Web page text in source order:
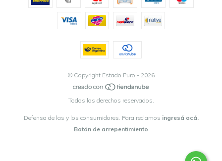
© Copyright Estado Puro - 2026
Todos los derechos reservados.
Defensa de las y los consumidores. Para reclamos ingresá acá.
Botón de arrepentimiento